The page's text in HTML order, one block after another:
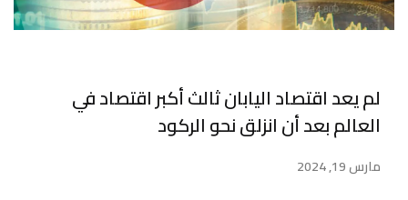
لم يعد اقتصاد اليابان ثالث أكبر اقتصاد في
العالم بعد أن انزلق نحو الركود
مارس 19, 2024